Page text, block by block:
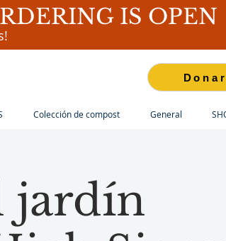
IS OPEN
Donar
Colección de compost General
jardín